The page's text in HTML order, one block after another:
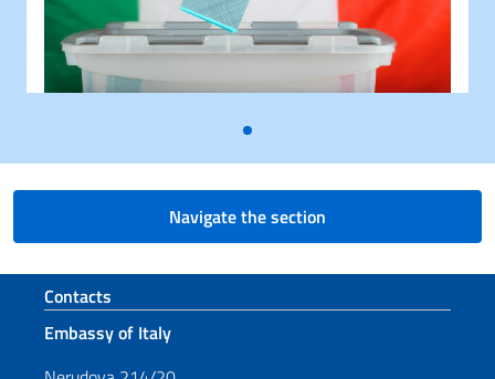
Navigate the section
Footer section
Contacts
Embassy of Italy